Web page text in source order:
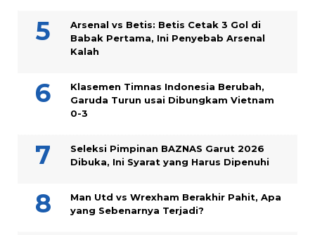
Arsenal vs Betis: Betis Cetak 3 Gol di
Babak Pertama, Ini Penyebab Arsenal
Kalah
Klasemen Timnas Indonesia Berubah,
Garuda Turun usai Dibungkam Vietnam
0-3
Seleksi Pimpinan BAZNAS Garut 2026
Dibuka, Ini Syarat yang Harus Dipenuhi
Man Utd vs Wrexham Berakhir Pahit, Apa
yang Sebenarnya Terjadi?